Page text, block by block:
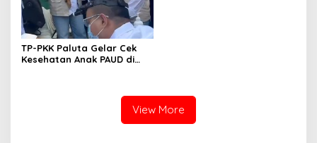
TP-PKK Paluta Gelar Cek
Kesehatan Anak PAUD di
View More